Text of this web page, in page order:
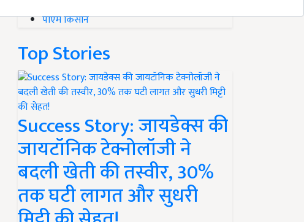
पीएम किसान
Top Stories
Success Story: जायडेक्स की
जायटॉनिक टेक्नोलॉजी ने
बदली खेती की तस्वीर, 30%
तक घटी लागत और सुधरी